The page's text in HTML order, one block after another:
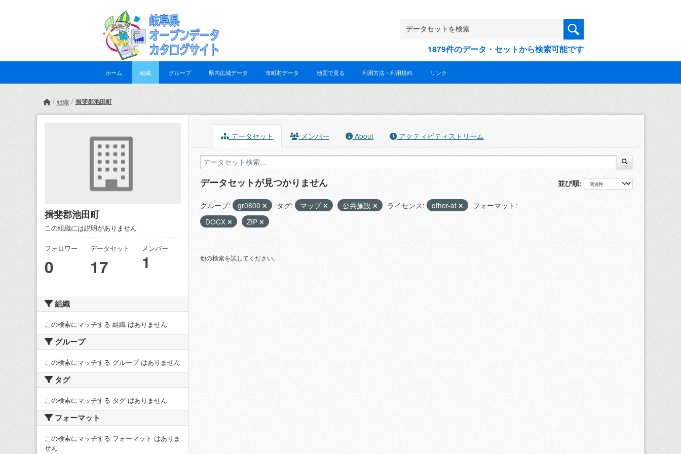
1879件のデータ・セットから検索可能です
ホーム 組織 グループ 県内広域データ 市町村データ 地図で見る 利用方法・利用規約 リンク
組織 揖斐郡池田町
揖斐郡池田町
この組織には説明がありません
フォロワー
0
データセット
17
メンバー
1
組織
この検索にマッチする 組織 はありません
グループ
この検索にマッチする グループ はありません
タグ
この検索にマッチする タグ はありません
フォーマット
この検索にマッチする フォーマット はありま
せん
データセット メンバー About アクティビティストリーム
並び順
データセットが見つかりません
グループ: gr0800 タグ: マップ 公共施設 ライセンス: other-at
フォーマット:
DOCX
ZIP
他の検索を試してください。